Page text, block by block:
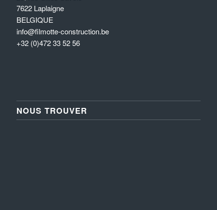
7622 Laplaigne
BELGIQUE
info@filmotte-construction.be
+32 (0)472 33 52 56
NOUS TROUVER